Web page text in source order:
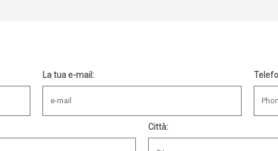
La tua e-mail:
Città: